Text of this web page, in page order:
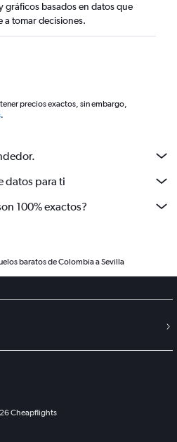
gráficos basados en datos que
a tomar decisiones.
precios exactos, sin embargo,
.
datos para ti
100% exactos?
baratos de Colombia a Sevilla
Cheapflights